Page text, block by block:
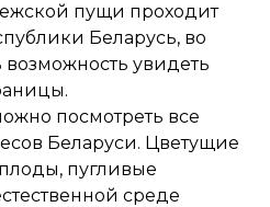
пущи проходит
Беларусь, во
увидеть
посмотреть все
Беларуси. Цветущие
пугливые
среде